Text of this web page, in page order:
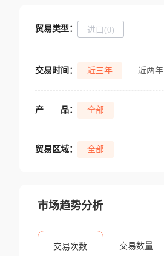
贸易类型： 进口(0)
交易时间： 近三年 近两年
产 品： 全部
贸易区域： 全部
市场趋势分析
交易次数 交易数量